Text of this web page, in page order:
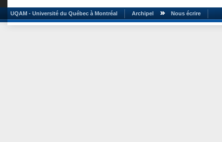
UQAM - Université du Québec à Montréal Archipel Nous écrire